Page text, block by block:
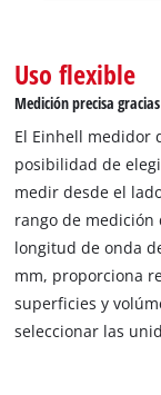
Uso flexible
Medición precisa
El Einhell medidor
posibilidad de
medir desde el
rango de medición
longitud de onda
mm, proporciona
superficies y
seleccionar las